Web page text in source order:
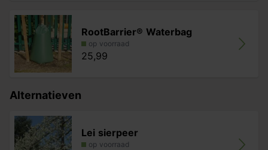
RootBarrier® Waterbag
op voorraad
25,99
Alternatieven
Lei sierpeer
op voorraad